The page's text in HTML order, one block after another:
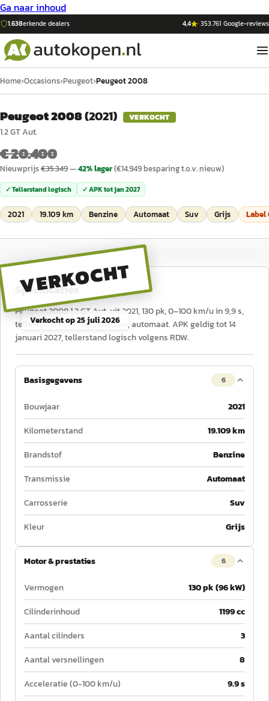
Ga naar inhoud
1.638erkende dealers 4,4 ·353.761 Google-reviews
Home›Occasions›Peugeot›Peugeot 2008
Peugeot 2008(2021) VERKOCHT
1.2 GT Aut.
€ 20.400
Nieuwprijs€35.349—42% lager(€14.949besparing t.o.v. nieuw)
✓ Tellerstand logisch ✓ APK totjan 2027
2021 19.109 km Benzine Automaat Suv Grijs Label
VERKOCHT
Verkocht op25 juli 2026
Specificaties
Peugeot 2008 1.2 GT Aut. uit 2021, 130 pk, 0–100 km/u in 9,9 s,
tellerstand 19.109 km, benzine, automaat. APK geldig tot 14
januari 2027, tellerstand logisch volgens RDW.
Basisgegevens 6
Bouwjaar
2021
Kilometerstand
19.109 km
Brandstof
Benzine
Transmissie
Automaat
Carrosserie
Suv
Kleur
Grijs
Motor & prestaties 6
Vermogen
130 pk (96 kW)
Cilinderinhoud
1199 cc
Aantal cilinders
3
Aantal versnellingen
8
Acceleratie (0-100 km/u)
9.9 s